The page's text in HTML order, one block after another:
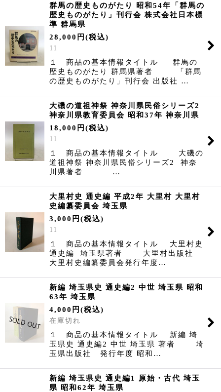
群馬の歴史ものがたり 昭和54年「群馬の
歴史ものがたり」刊行会 株式会社日本標
準 群馬県
28,000 円 (税込)
11
１ 商品の基本情報タイトル 群馬の
歴史ものがたり 群馬県著者 「群馬
の歴史ものがたり」刊行会 出版社 …
大磯の道祖神祭 神奈川県民俗シリーズ2
神奈川県教育委員会 昭和37年 神奈川県
18,000 円 (税込)
11
１ 商品の基本情報タイトル 大磯の
道祖神祭 神奈川県民俗シリーズ2 神奈
川県著者 …
大里村史 通史編 平成2年 大里村 大里村
史編纂委員会 埼玉県
3,000 円 (税込)
11
１ 商品の基本情報タイトル 大里村史
通史編 埼玉県著者 大里村出版社
大里村史編纂委員会発行年度…
新編 埼玉県史 通史編2 中世 埼玉県 昭和
63年 埼玉県
4,000 円 (税込)
在庫切れ
１ 商品の基本情報タイトル 新編 埼
玉県史 通史編2 中世 埼玉県 著者 埼
玉県出版社 発行年度 昭和…
新編 埼玉県史 通史編1 原始・古代 埼玉
県 昭和62年 埼玉県